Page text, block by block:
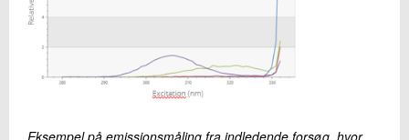
Eksempel på emissionsmåling fra indledende forsøg, hvor